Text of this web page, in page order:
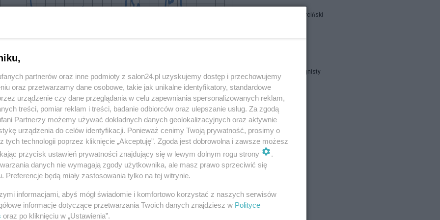
67 Obserwuj notkę
Gospodarka
inwestycji nie ma w Europie
Paweł Kwarciński
Dominik Ognisty
Napisz notkę
partnerów oraz inne podmioty z salon24.pl uzyskujemy dostęp i przechowujemy
oraz przetwarzamy dane osobowe, takie jak unikalne identyfikatory, standardowe
urządzenie czy dane przeglądania w celu zapewniania spersonalizowanych reklam,
treści, pomiar reklam i treści, badanie odbiorców oraz ulepszanie usług. Za zgodą
Partnerzy możemy używać dokładnych danych geolokalizacyjnych oraz aktywnie
urządzenia do celów identyfikacji. Ponieważ cenimy Twoją prywatność, prosimy o
tych technologii poprzez kliknięcie „Akceptuję”. Zgoda jest dobrowolna i zawsze możesz
przycisk ustawień prywatności znajdujący się w lewym dolnym rogu strony
.
danych nie wymagają zgody użytkownika, ale masz prawo sprzeciwić się
Preferencje będą miały zastosowania tylko na tej witrynie.
informacjami, abyś mógł świadomie i komfortowo korzystać z naszych serwisów
informacje dotyczące przetwarzania Twoich danych znajdziesz w Polityce
oraz po kliknięciu w „Ustawienia”.